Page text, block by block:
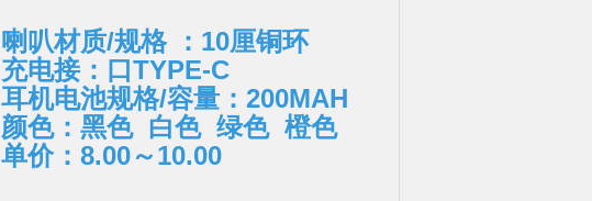
喇叭材质/规格 ：10厘铜环
充电接：口TYPE-C
耳机电池规格/容量：200MAH
颜色：黑色 白色 绿色 橙色
单价：8.00～10.00